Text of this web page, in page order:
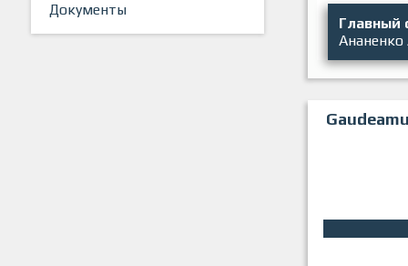
Документы
Главный
Ананенко